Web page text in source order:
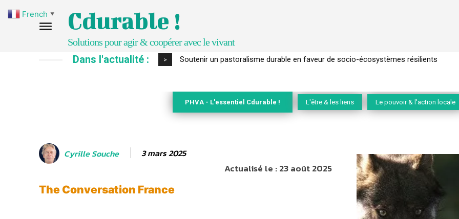
Cdurable !
Solutions pour agir & coopérer avec le vivant
Dans l'actualité : > S’inspirer de l’arbre pour un modèle économique régénératif du vivant …
PHVA - L'essentiel Cdurable ! L'être & les liens Le pouvoir & l'action locale
Cyrille Souche 3 mars 2025
Actualisé le :23 août 2025
The Conversation France
French ▼